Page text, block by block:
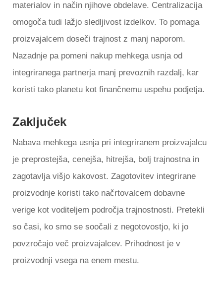
materialov in način njihove obdelave. Centralizacija
omogoča tudi lažjo sledljivost izdelkov. To pomaga
proizvajalcem doseči trajnost z manj naporom.
Nazadnje pa pomeni nakup mehkega usnja od
integriranega partnerja manj prevoznih razdalj, kar
koristi tako planetu kot finančnemu uspehu podjetja.
Zaključek
Nabava mehkega usnja pri integriranem proizvajalcu
je preprostejša, cenejša, hitrejša, bolj trajnostna in
zagotavlja višjo kakovost. Zagotovitev integrirane
proizvodnje koristi tako načrtovalcem dobavne
verige kot voditeljem področja trajnostnosti. Pretekli
so časi, ko smo se soočali z negotovostjo, ki jo
povzročajo več proizvajalcev. Prihodnost je v
proizvodnji vsega na enem mestu.